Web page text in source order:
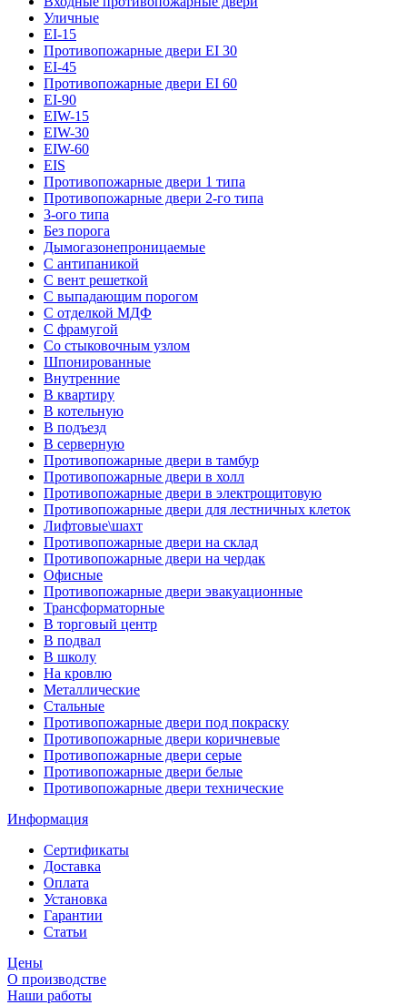
Уличные
EI-15
Противопожарные двери EI 30
EI-45
Противопожарные двери EI 60
EI-90
EIW-15
EIW-30
EIW-60
EIS
Противопожарные двери 1 типа
Противопожарные двери 2-го типа
3-ого типа
Без порога
Дымогазонепроницаемые
С антипаникой
С вент решеткой
С выпадающим порогом
С отделкой МДФ
С фрамугой
Со стыковочным узлом
Шпонированные
Внутренние
В квартиру
В котельную
В подъезд
В серверную
Противопожарные двери в тамбур
Противопожарные двери в холл
Противопожарные двери в электрощитовую
Противопожарные двери для лестничных клеток
Лифтовые\шахт
Противопожарные двери на склад
Противопожарные двери на чердак
Офисные
Противопожарные двери эвакуационные
Трансформаторные
В торговый центр
В подвал
В школу
На кровлю
Металлические
Стальные
Противопожарные двери под покраску
Противопожарные двери коричневые
Противопожарные двери серые
Противопожарные двери белые
Противопожарные двери технические
Информация
Сертификаты
Доставка
Оплата
Установка
Гарантии
Статьи
Цены
О производстве
Наши работы